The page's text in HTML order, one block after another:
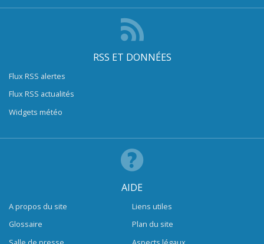
RSS ET DONNÉES
Flux RSS alertes
Flux RSS actualités
Widgets météo
AIDE
A propos du site
Glossaire
Liens utiles
Plan du site